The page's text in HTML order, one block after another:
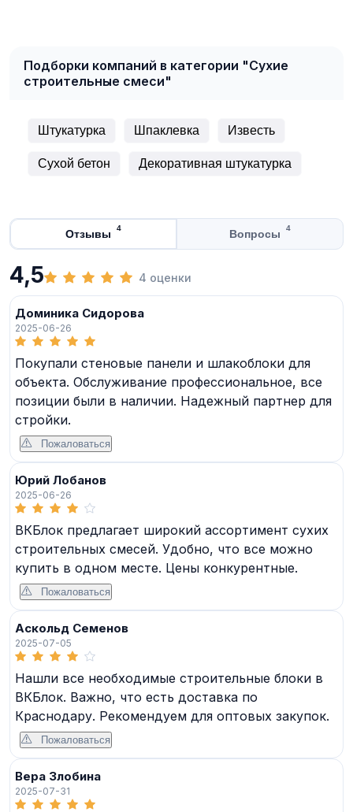
Подборки компаний в категории "Сухие
строительные смеси"
Штукатурка Шпаклевка Известь
Сухой бетон Декоративная штукатурка
Отзывы 4 Вопросы 4
4,5 4 оценки
Доминика Сидорова
2025-06-26
Покупали стеновые панели и шлакоблоки для
объекта. Обслуживание профессиональное, все
позиции были в наличии. Надежный партнер для
стройки.
Пожаловаться
Юрий Лобанов
2025-06-26
ВКБлок предлагает широкий ассортимент сухих
строительных смесей. Удобно, что все можно
купить в одном месте. Цены конкурентные.
Пожаловаться
Аскольд Семенов
2025-07-05
Нашли все необходимые строительные блоки в
ВКБлок. Важно, что есть доставка по
Краснодару. Рекомендуем для оптовых закупок.
Пожаловаться
Вера Злобина
2025-07-31